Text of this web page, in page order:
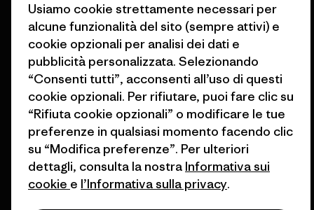
© 2026 Patagonia, Inc. All Rights Reserved.
italiano
Usiamo cookie strettamente necessari per
alcune funzionalità del sito (sempre attivi) e
cookie opzionali per analisi dei dati e
pubblicità personalizzata. Selezionando
“Consenti tutti”, acconsenti all’uso di questi
cookie opzionali. Per rifiutare, puoi fare clic su
“Rifiuta cookie opzionali” o modificare le tue
preferenze in qualsiasi momento facendo clic
su “Modifica preferenze”. Per ulteriori
dettagli, consulta la nostra Informativa sui
cookie e l’Informativa sulla privacy.